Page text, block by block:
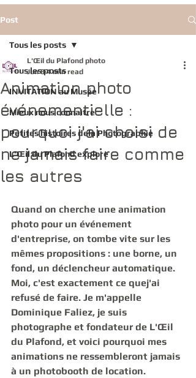
Post
Tous les posts
INVITATION au Musée
Mieux nous connaitre
Petites histoires dela Photographie
L'Œil du Plafond explore
Tous les posts
Animation photo
événementielle :
pourquoi j'ai choisi de
ne jamais faire comme
les autres
L'Œil du Plafond photo
Jun 8 4 min read
Quand on cherche une animation
photo pour un événement
d'entreprise, on tombe vite sur les
mêmes propositions : une borne, un
fond, un déclencheur automatique.
Moi, c'est exactement ce quej'ai
refusé de faire. Je m'appelle
Dominique Faliez, je suis
photographe et fondateur de L'Œil
du Plafond, et voici pourquoi mes
animations ne ressembleront jamais
à un photobooth de location.